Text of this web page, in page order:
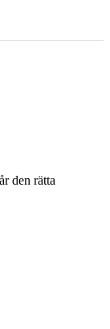
den rätta